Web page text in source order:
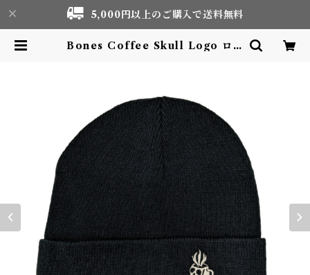
5,000円以上のご購入で送料無料
Bones Coffee Skull Logo ロゴ